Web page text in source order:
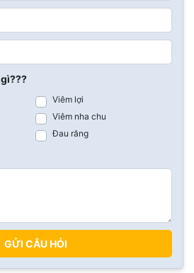
Viêm lợi
Viêm nha chu
Đau răng
GỬI CÂU HỎI